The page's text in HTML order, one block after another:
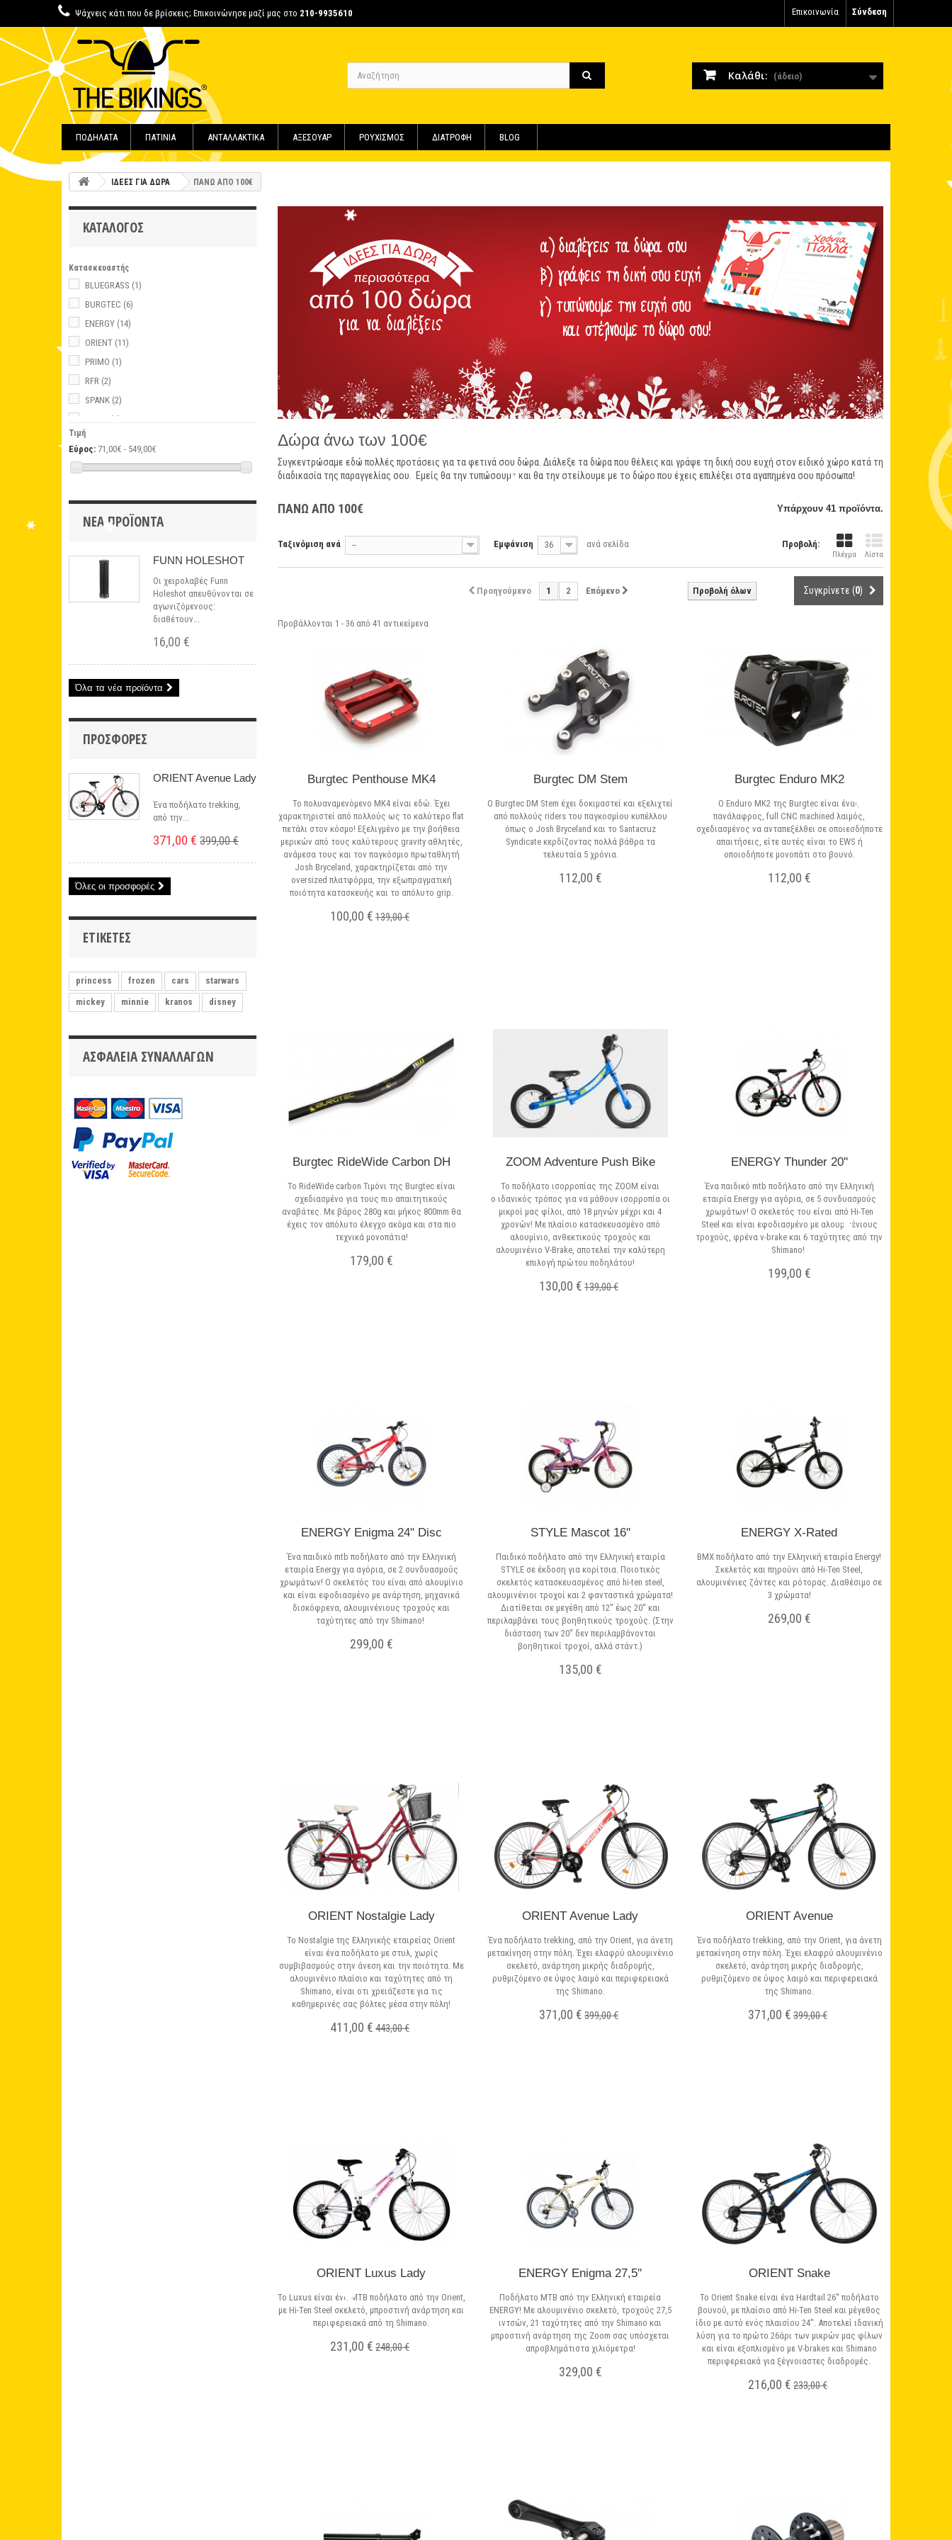
Σύνδεση
Επικοινωνία
Ψάχνεις κάτι που δε βρίσκεις; Επικοινώνησε μαζί μας στο 210-9935610
Καλάθι: (άδειο)
ΠΟΔΗΛΑΤΑ ΠΑΤΙΝΙΑ ΑΝΤΑΛΛΑΚΤΙΚΑ ΑΞΕΣΟΥΑΡ ΡΟΥΧΙΣΜΟΣ ΔΙΑΤΡΟΦΗ BLOG
ΙΔΕΕΣ ΓΙΑ ΔΩΡΑ ΠΑΝΩ ΑΠΟ 100€
ΚΑΤΆΛΟΓΟΣ
Κατασκευαστής
BLUEGRASS (1)
BURGTEC (6)
ENERGY (14)
ORIENT (11)
PRIMO (1)
RFR (2)
SPANK (2)
(2)
ZOOM
Τιμή
Εύρος: 71,00€ - 549,00€
ΝΈΑ ΠΡΟΪΌΝΤΑ
FUNN HOLESHOT
Οι χειρολαβές Funn
Holeshot απευθύνονται σε
αγωνιζόμενους:
διαθέτουν...
16,00 €
Όλα τα νέα προϊόντα
ΠΡΟΣΦΟΡΈΣ
ORIENT Avenue Lady
Ένα ποδήλατο trekking,
από την...
371,00 € 399,00 €
Όλες οι προσφορές
ΕΤΙΚΈΤΕΣ
princess frozen cars
starwars
mickey
minnie kranos disney
ΑΣΦΆΛΕΙΑ ΣΥΝΑΛΛΑΓΏΝ
Δώρα άνω των 100€
Συγκεντρώσαμε εδώ πολλές προτάσεις για τα φετινά σου δώρα. Διάλεξε τα δώρα που θέλεις και γράψε τη δική σου ευχή στον ειδικό χώρο κατά τη
διαδικασία της παραγγελίας σου. Εμείς θα την τυπώσουμε και θα την στείλουμε με το δώρο που έχεις επιλέξει στα αγαπημένα σου πρόσωπα!
ΠΑΝΩ ΑΠΟ 100€ Υπάρχουν 41 προϊόντα.
Προβολή:
Πλέγμα Λίστα
Ταξινόμιση ανά -- Εμφάνιση 36 ανά σελίδα
Συγκρίνετε (0)
Προβολή όλων
Προηγούμενο 1 2 Επόμενο
Προβάλλονται 1 - 36 από 41 αντικείμενα
Burgtec Penthouse MK4
Το πολυαναμενόμενο MK4 είναι εδώ. Έχει
χαρακτηριστεί από πολλούς ως το καλύτερο flat
πετάλι στον κόσμο! Εξελιγμένο με την βοήθεια
μερικών από τους καλύτερους gravity αθλητές,
ανάμεσα τους και τον παγκόσμιο πρωταθλητή
Josh Bryceland, χαρακτηρίζεται από την
oversized πλατφόρμα, την εξωπραγματική
ποιότητα κατασκευής και το απόλυτο grip.
100,00 € 139,00 €
Burgtec DM Stem
Ο Burgtec DM Stem έχει δοκιμαστεί και εξελιχτεί
από πολλούς riders του παγκοσμίου κυπέλλου
όπως ο Josh Bryceland και το Santacruz
Syndicate κερδίζοντας πολλά βάθρα τα
τελευταία 5 χρόνια.
112,00 €
Burgtec Enduro MK2
Ο Enduro MK2 της Burgtec είναι ένας
πανάλαφρος, full CNC machined λαιμός,
σχεδιασμένος να ανταπεξέλθει σε οποιεσδήποτε
απαιτήσεις, είτε αυτές είναι το EWS ή
οποιοδήποτε μονοπάτι στο βουνό.
112,00 €
Burgtec RideWide Carbon DH
Το RideWide carbon Τιμόνι της Burgtec είναι
σχεδιασμένο για τους πιο απαιτητικούς
αναβάτες. Με βάρος 280g και μήκος 800mm θα
έχεις τον απόλυτο έλεγχο ακόμα και στα πιο
τεχνικά μονοπάτια!
179,00 €
ZOOM Adventure Push Bike
Το ποδήλατο ισορροπίας της ZOOM είναι
o ιδανικός τρόπος για να μάθουν ισορροπία οι
μικροί μας φίλοι, από 18 μηνών μέχρι και 4
χρονών! Με πλαίσιο κατασκευασμένο από
αλουμίνιο, ανθεκτικούς τροχούς και
αλουμινένιο V-Brake, αποτελεί την καλύτερη
επιλογή πρώτου ποδηλάτου!
130,00 € 139,00 €
ENERGY Thunder 20''
Ένα παιδικό mtb ποδήλατο από την Ελληνική
εταιρία Energy για αγόρια, σε 5 συνδυασμούς
χρωμάτων! Ο σκελετός του είναι από Hi-Ten
Steel και είναι εφοδιασμένο με αλουμινένιους
τροχούς, φρένα v-brake και 6 ταχύτητες από την
Shimano!
199,00 €
ENERGY Enigma 24" Disc
Ένα παιδικό mtb ποδήλατο από την Ελληνική
εταιρία Energy για αγόρια, σε 2 συνδυασμούς
χρωμάτων! Ο σκελετός του είναι από αλουμίνιο
και είναι εφοδιασμένο με ανάρτηση, μηχανικά
δισκόφρενα, αλουμινένιους τροχούς και
ταχύτητες από την Shimano!
299,00 €
STYLE Mascot 16''
Παιδικό ποδήλατο από την Ελληνική εταιρία
STYLE σε έκδοση για κορίτσια. Ποιοτικός
σκελετός κατασκευασμένος από hi-ten steel,
αλουμινένιοι τροχοί και 2 φανταστικά χρώματα!
Διατίθεται σε μεγέθη από 12'' έως 20'' και
περιλαμβάνει τους βοηθητικούς τροχούς. (Στην
διάσταση των 20'' δεν περιλαμβάνονται
βοηθητικοί τροχοί, αλλά στάντ.)
135,00 €
ENERGY X-Rated
BMX ποδήλατο από την Ελληνική εταιρία Energy!
Σκελετός και πηρούνι από Hi-Ten Steel,
αλουμινένιες ζάντες και ρότορας. Διαθέσιμο σε
3 χρώματα!
269,00 €
ORIENT Nostalgie Lady
Το Nostalgie της Ελληνικής εταιρείας Orient
είναι ένα ποδήλατο με στυλ, χωρίς
συμβιβασμούς στην άνεση και την ποιότητα. Με
αλουμινένιο πλαίσιο και ταχύτητες από τη
Shimano, είναι οτι χρειάζεστε για τις
καθημερινές σας βόλτες μέσα στην πόλη!
411,00 € 443,00 €
ORIENT Avenue Lady
Ένα ποδήλατο trekking, από την Orient, για άνετη
μετακίνηση στην πόλη. Έχει ελαφρύ αλουμινένιο
σκελετό, ανάρτηση μικρής διαδρομής,
ρυθμιζόμενο σε ύψος λαιμό και περιφερειακά
της Shimano.
371,00 € 399,00 €
ORIENT Avenue
Ένα ποδήλατο trekking, από την Orient, για άνετη
μετακίνηση στην πόλη. Έχει ελαφρύ αλουμινένιο
σκελετό, ανάρτηση μικρής διαδρομής,
ρυθμιζόμενο σε ύψος λαιμό και περιφερειακά
της Shimano.
371,00 € 399,00 €
ORIENT Luxus Lady
Το Luxus είναι ένα MTB ποδήλατο από την Orient,
με Hi-Ten Steel σκελετό, μπροστινή ανάρτηση και
περιφερειακά από τη Shimano.
231,00 € 248,00 €
ENERGY Enigma 27,5''
Ποδήλατο MTB από την Ελληνική εταιρεία
ENERGY! Με αλουμινένιο σκελετό, τροχούς 27,5
ιντσών, 21 ταχύτητες από την Shimano και
μπροστινή ανάρτηση της Zoom σας υπόσχεται
απροβλημάτιστα χιλιόμετρα!
329,00 €
ORIENT Snake
Το Orient Snake είναι ένα Hardtail 26'' ποδήλατο
βουνού, με πλαίσιο από Hi-Ten Steel και μέγεθος
ίδιο με αυτό ενός πλαισίου 24''. Αποτελεί ιδανική
λύση για το πρώτο 26άρι των μικρών μας φίλων
και είναι εξοπλισμένο με V-brakes και Shimano
περιφερειακά για ξέγνοιαστες διαδρομές.
216,00 € 233,00 €